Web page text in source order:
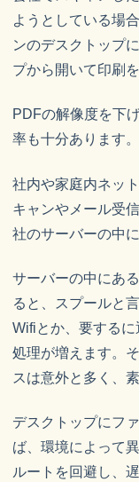
ようとしている場
ンのデスクトップ
プから開いて印刷
PDFの解像度を下
率も十分あります。
社内や家庭内ネッ
キャンやメール受
社のサーバーの中
サーバーの中にあ
ると、スプールと
Wifiとか、要する
処理が増えます。
スは意外と多く、
デスクトップにフ
ば、環境によって
ルートを回避し、